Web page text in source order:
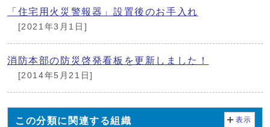
「住宅用火災警報器」設置後のお手入れ
[2021年3月1日]
消防本部の防災啓発看板を更新しました！
[2014年5月21日]
この分類に関連する組織 表示